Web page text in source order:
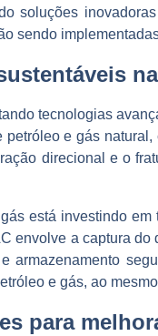
soluções
sendo
tecnologias
e gás
direcional e o
está investindo
envolve a captura
armazenamento
e gás, ao
para